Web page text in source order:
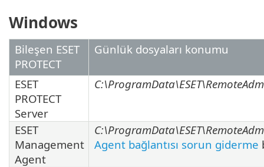
Windows
Bileşen ESET
PROTECT
Günlük dosyaları konumu
ESET
PROTECT
Server
ESET
Management
Agent
Agent bağlantısı sorun giderme